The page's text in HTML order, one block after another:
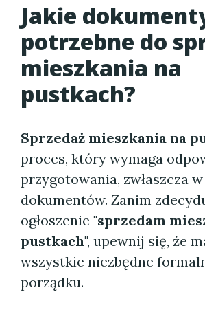
Jakie
potrzebne do
mieszkania na
pustkach?
Sprzedaż mieszkania na
proces, który wymaga
przygotowania, zwłaszcza
dokumentów. Zanim
ogłoszenie "sprzedam
pustkach", upewnij się, że
wszystkie niezbędne
porządku.